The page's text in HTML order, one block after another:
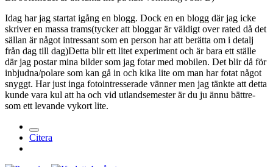
Idag har jag startat igång en blogg. Dock en en blogg där jag icke
skriver en massa trams(tycker att bloggar är väldigt over rated då det
sällan är något intressant som en person har att berätta om i detalj
från dag till dag)Detta blir ett litet experiment och är bara ett ställe
där jag postar mina bilder som jag fotar med mobilen. Det blir då för
inbjudna/polare som kan gå in och kika lite om man har fotat något
snyggt. Har just inga fotointresserade vänner men jag tänkte att detta
kunde vara kul att ha och vid utlandsemester är du ju ännu bättre-
som ett levande vykort lite.
Citera